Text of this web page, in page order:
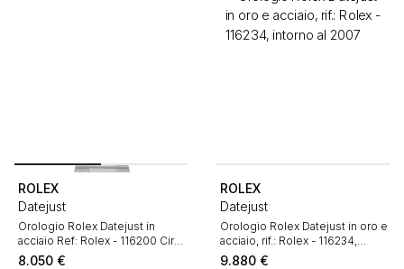
ROLEX
Datejust
Orologio Rolex Datejust in
acciaio Ref: Rolex - 116200 Circa
2019
8.050 €
ROLEX
Datejust
Orologio Rolex Datejust in oro e
acciaio, rif.: Rolex - 116234,
intorno al 2007
9.880 €